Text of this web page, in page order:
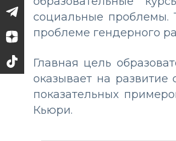
социальные проблемы.
проблеме гендерного
Главная цель
оказывает на
показательных
Кьюри.